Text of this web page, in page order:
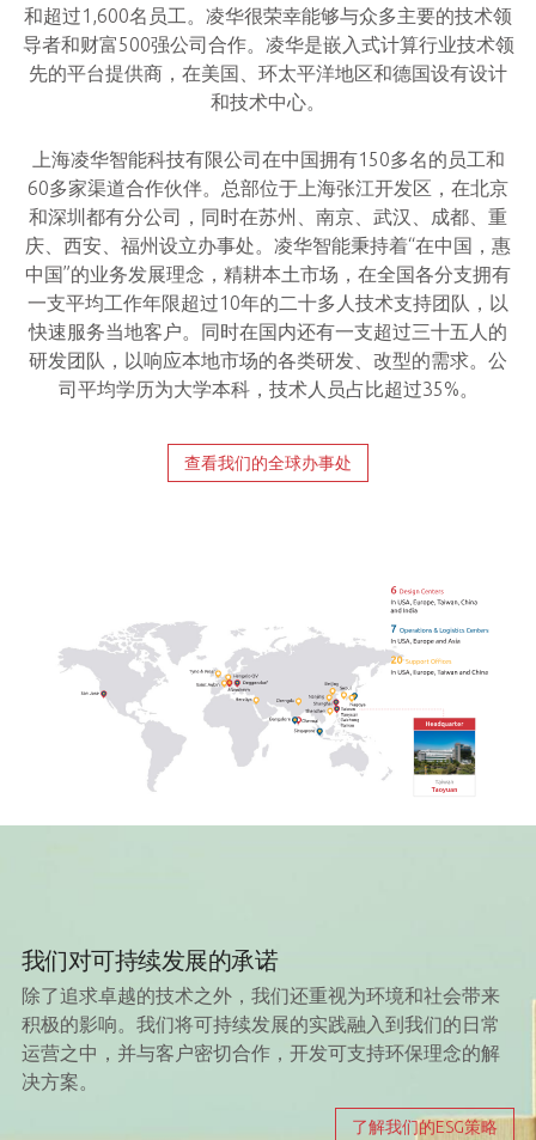
和超过1,600名员工。凌华很荣幸能够与众多主要的技术领
导者和财富500强公司合作。凌华是嵌入式计算行业技术领
先的平台提供商，在美国、环太平洋地区和德国设有设计
和技术中心。
上海凌华智能科技有限公司在中国拥有150多名的员工和
60多家渠道合作伙伴。总部位于上海张江开发区，在北京
和深圳都有分公司，同时在苏州、南京、武汉、成都、重
庆、西安、福州设立办事处。凌华智能秉持着“在中国，惠
中国”的业务发展理念，精耕本土市场，在全国各分支拥有
一支平均工作年限超过10年的二十多人技术支持团队，以
快速服务当地客户。同时在国内还有一支超过三十五人的
研发团队，以响应本地市场的各类研发、改型的需求。公
司平均学历为大学本科，技术人员占比超过35%。
查看我们的全球办事处
我们对可持续发展的承诺
除了追求卓越的技术之外，我们还重视为环境和社会带来
积极的影响。我们将可持续发展的实践融入到我们的日常
运营之中，并与客户密切合作，开发可支持环保理念的解
决方案。
了解我们的ESG策略